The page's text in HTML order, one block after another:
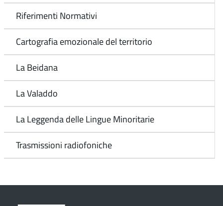
Riferimenti Normativi
Cartografia emozionale del territorio
La Beidana
La Valaddo
La Leggenda delle Lingue Minoritarie
Trasmissioni radiofoniche